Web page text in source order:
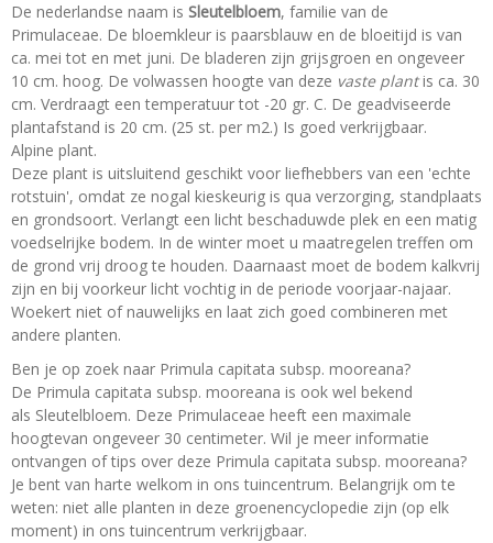
De nederlandse naam is Sleutelbloem, familie van de
Primulaceae. De bloemkleur is paarsblauw en de bloeitijd is van
ca. mei tot en met juni. De bladeren zijn grijsgroen en ongeveer
10 cm. hoog. De volwassen hoogte van deze vaste plantis ca. 30
cm. Verdraagt een temperatuur tot -20 gr. C. De geadviseerde
plantafstand is 20 cm. (25 st. per m2.) Is goed verkrijgbaar.
Alpine plant.
Deze plant is uitsluitend geschikt voor liefhebbers van een 'echte
rotstuin', omdat ze nogal kieskeurig is qua verzorging, standplaats
en grondsoort. Verlangt een licht beschaduwde plek en een matig
voedselrijke bodem. In de winter moet u maatregelen treffen om
de grond vrij droog te houden. Daarnaast moet de bodem kalkvrij
zijn en bij voorkeur licht vochtig in de periode voorjaar-najaar.
Woekert niet of nauwelijks en laat zich goed combineren met
andere planten.
Ben je op zoek naar Primula capitata subsp. mooreana?
De Primula capitata subsp. mooreana is ook wel bekend
als Sleutelbloem. Deze Primulaceae heeft een maximale
hoogtevan ongeveer 30 centimeter. Wil je meer informatie
ontvangen of tips over deze Primula capitata subsp. mooreana?
Je bent van harte welkom in ons tuincentrum. Belangrijk om te
weten: niet alle planten in deze groenencyclopedie zijn (op elk
moment) in ons tuincentrum verkrijgbaar.